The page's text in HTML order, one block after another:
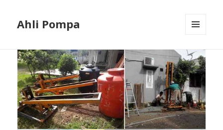
Ahli Pompa
WIDGETS